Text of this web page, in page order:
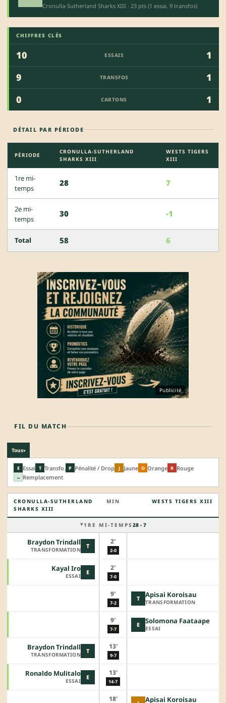
Cronulla-Sutherland Sharks XIII · 23 pts (1 essai, 9 transfos)
CHIFFRES CLÉS
10 ESSAIS
1
9
TRANSFOS
1
0
CARTONS 1
DÉTAIL PAR PÉRIODE
PÉRIODE
CRONULLA-SUTHERLAND
SHARKS XIII
WESTS TIGERS
XIII
1re mi-
temps
28 7
2e mi-
temps
30 -1
Total 58 6
Publicité
FIL DU MATCH
Tous▾
E Essai T Transfo. P Pénalité / Drop J Jaune O Orange R Rouge
↔ Remplacement
CRONULLA-SUTHERLAND
SHARKS XIII
MIN WESTS TIGERS XIII
1RE MI-TEMPS 28 - 7
T
Braydon Trindall
TRANSFORMATION
2'
2-0
E
Kayal Iro
ESSAI
2'
7-0
9'
7-2
T Apisai Koroisau
TRANSFORMATION
9'
7-7
E Solomona Faataape
ESSAI
T
Braydon Trindall
TRANSFORMATION
13'
9-7
E
Ronaldo Mulitalo
ESSAI
13'
14-7
18' Apisai Koroisau